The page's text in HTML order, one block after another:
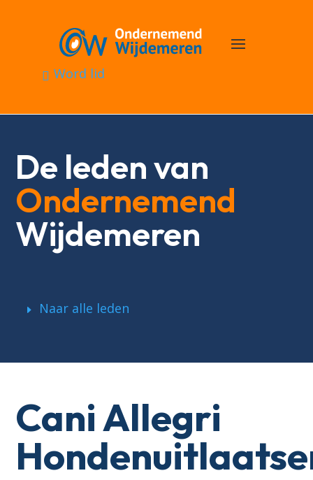
Word lid
De leden van
Ondernemend
Wijdemeren
Naar alle leden
Cani Allegri